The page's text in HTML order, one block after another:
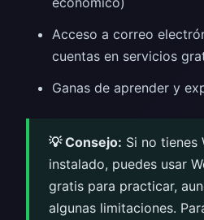
Acceso a correo
cuentas en servicios
Ganas de aprender y
💡 Consejo: Si no tienes
instalado, puedes usar
gratis para practicar,
algunas limitaciones.